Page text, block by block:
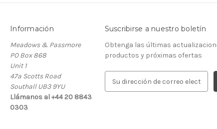
Información
Meadows & Passmore
PO Box 868
Unit 1
47a Scotts Road
Southall UB3 9YU
Llámanos al +44 20 8843
0303
Suscribirse a nuestro boletín
Obtenga las últimas
productos y próximas ofertas